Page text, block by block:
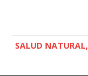
SALUD